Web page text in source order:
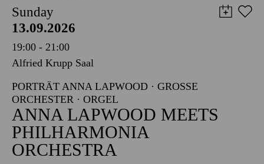
Sunday
13.09.2026
19:00 - 21:00
Alfried Krupp Saal
PORTRÄT ANNA LAPWOOD · GROSSE O
RCHESTER · ORGEL
ANNA LAPWOOD MEETS
PHILHARMONIA
ORCHESTRA